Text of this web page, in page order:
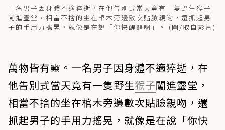
一名男子因身體不適猝逝，在他告別式當天竟有一隻野生猴子
闖進靈堂，相當不捨的坐在棺木旁邊數次貼臉親吻，還抓起男
子的手用力搖晃，就像是在說「你快醒醒啊」。 (圖/取自影片)
萬物皆有靈。一名男子因身體不適猝逝，在
他告別式當天竟有一隻野生猴子闖進靈堂，
相當不捨的坐在棺木旁邊數次貼臉親吻，還
抓起男子的手用力搖晃，就像是在說「你快